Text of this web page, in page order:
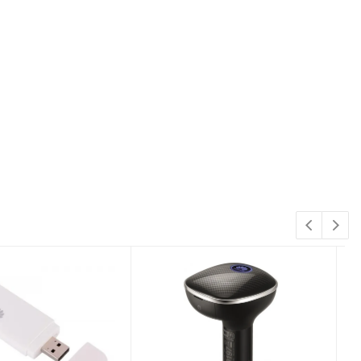
1920x720 !